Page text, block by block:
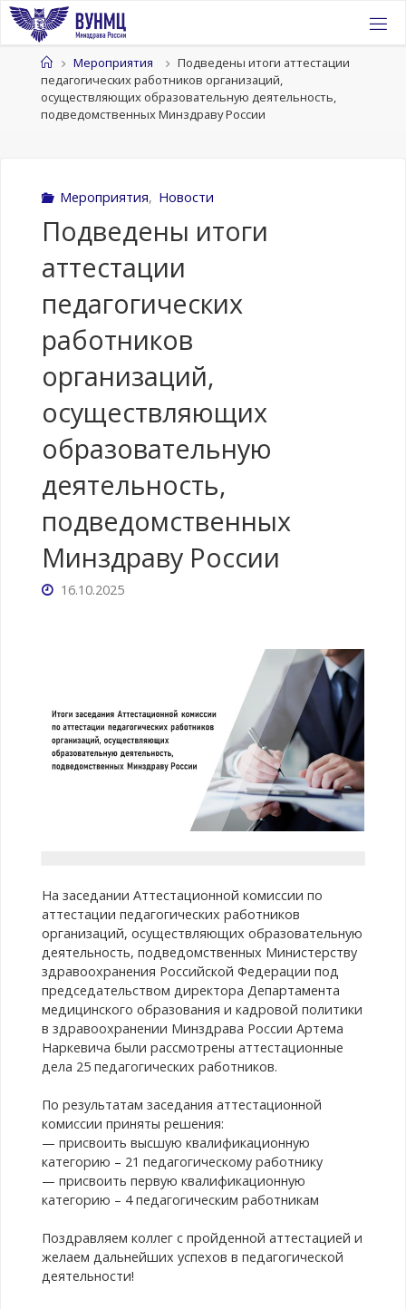
Перейти
содержимому
ГлавнаяМероприятия
Подведены итоги аттестации
педагогических работников организаций,
осуществляющих образовательную деятельность,
подведомственных Минздраву России
Мероприятия, Новости
Подведены итоги
аттестации
педагогических
работников
организаций,
осуществляющих
образовательную
деятельность,
подведомственных
Минздраву России
16.10.2025
На заседании Аттестационной комиссии по
аттестации педагогических работников
организаций, осуществляющих образовательную
деятельность, подведомственных Министерству
здравоохранения Российской Федерации под
председательством директора Департамента
медицинского образования и кадровой политики
в здравоохранении Минздрава России Артема
Наркевича были рассмотрены аттестационные
дела 25 педагогических работников.
По результатам заседания аттестационной
комиссии приняты решения:
— присвоить высшую квалификационную
категорию – 21 педагогическому работнику
— присвоить первую квалификационную
категорию – 4 педагогическим работникам
Поздравляем коллег с пройденной аттестацией и
желаем дальнейших успехов в педагогической
деятельности!